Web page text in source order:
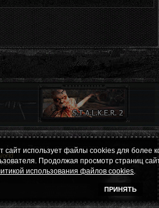
сайт использует файлы cookies для более
Продолжая просмотр страниц
использования файлов cookies
ПРИНЯТЬ